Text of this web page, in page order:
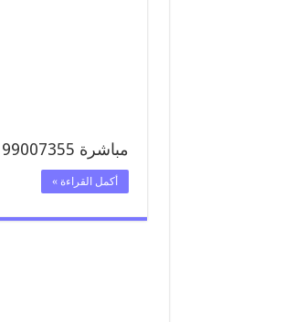
مباشرة 99007355 تواصل معنا …
أكمل القراءة »